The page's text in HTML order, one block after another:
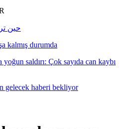
حين
kalmış durumda
saldırı: Çok sayıda can kaybı
gelecek haberi bekliyor